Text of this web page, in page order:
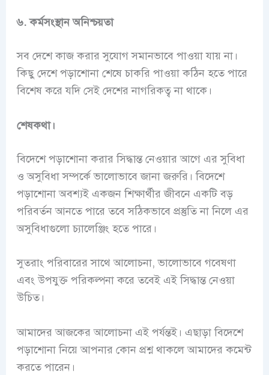
৬. কর্মসংস্থান অনিশ্চয়তা
সব দেশে কাজ করার সুযোগ সমানভাবে পাওয়া যায় না।
কিছু দেশে পড়াশোনা শেষে চাকরি পাওয়া কঠিন হতে পারে
বিশেষ করে যদি সেই দেশের নাগরিকত্ব না থাকে।
শেষকথা।
বিদেশে পড়াশোনা করার সিদ্ধান্ত নেওয়ার আগে এর সুবিধা
ও অসুবিধা সম্পর্কে ভালোভাবে জানা জরুরি। বিদেশে
পড়াশোনা অবশ্যই একজন শিক্ষার্থীর জীবনে একটি বড়
পরিবর্তন আনতে পারে তবে সঠিকভাবে প্রস্তুতি না নিলে এর
অসুবিধাগুলো চ্যালেঞ্জিং হতে পারে।
সুতরাং পরিবারের সাথে আলোচনা, ভালোভাবে গবেষণা
এবং উপযুক্ত পরিকল্পনা করে তবেই এই সিদ্ধান্ত নেওয়া
উচিত।
আমাদের আজকের আলোচনা এই পর্যন্তই। এছাড়া বিদেশে
পড়াশোনা নিয়ে আপনার কোন প্রশ্ন থাকলে আমাদের কমেন্ট
করতে পারেন।